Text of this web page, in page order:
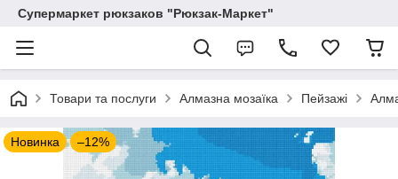
Супермаркет рюкзаков "Рюкзак-Маркет"
Товари та послуги Алмазна мозаїка Пейзажі
Новинка –12%